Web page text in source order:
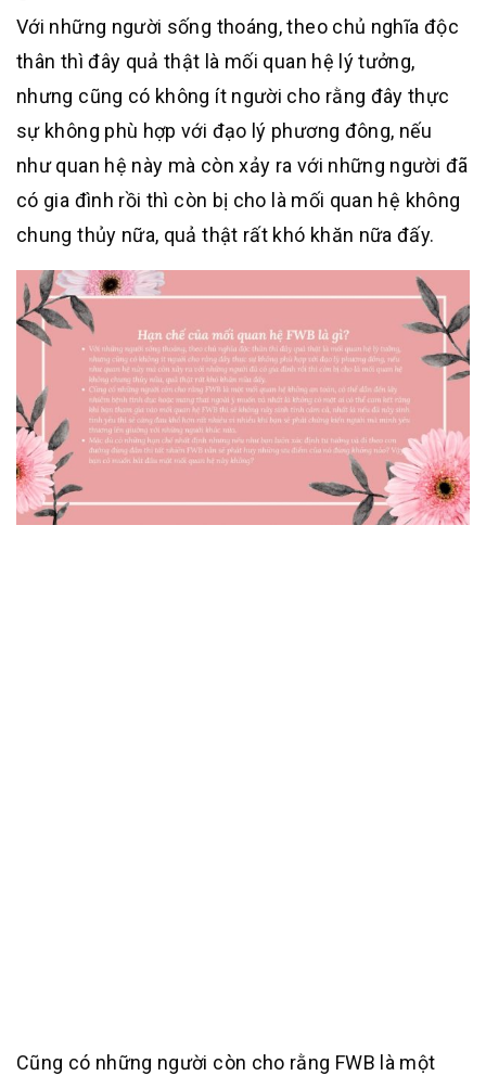
Với những người sống thoáng, theo chủ nghĩa độc
thân thì đây quả thật là mối quan hệ lý tưởng,
nhưng cũng có không ít người cho rằng đây thực
sự không phù hợp với đạo lý phương đông, nếu
như quan hệ này mà còn xảy ra với những người đã
có gia đình rồi thì còn bị cho là mối quan hệ không
chung thủy nữa, quả thật rất khó khăn nữa đấy.
Cũng có những người còn cho rằng FWB là một